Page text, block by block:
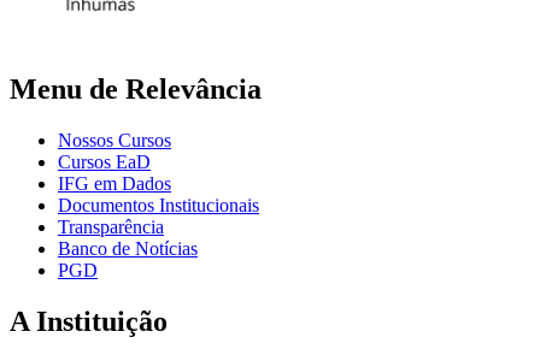
Menu de Relevância
Nossos Cursos
Cursos EaD
IFG em Dados
Documentos Institucionais
Transparência
Banco de Notícias
PGD
A Instituição